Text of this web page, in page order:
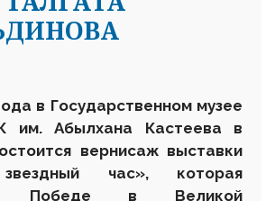
в Государственном музее
им. Абылхана Кастеева в
вернисаж выставки
час», которая
Победе в Великой